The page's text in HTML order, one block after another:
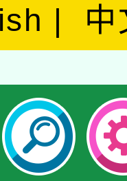
中